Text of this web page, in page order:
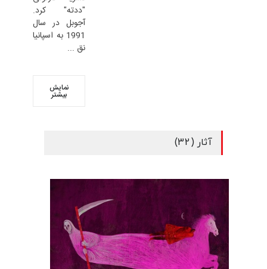
"ددته" کرد.
آجوبل در سال
1991 به اسپانیا
نق ...
نمایش
بیشتر
آثار (32)